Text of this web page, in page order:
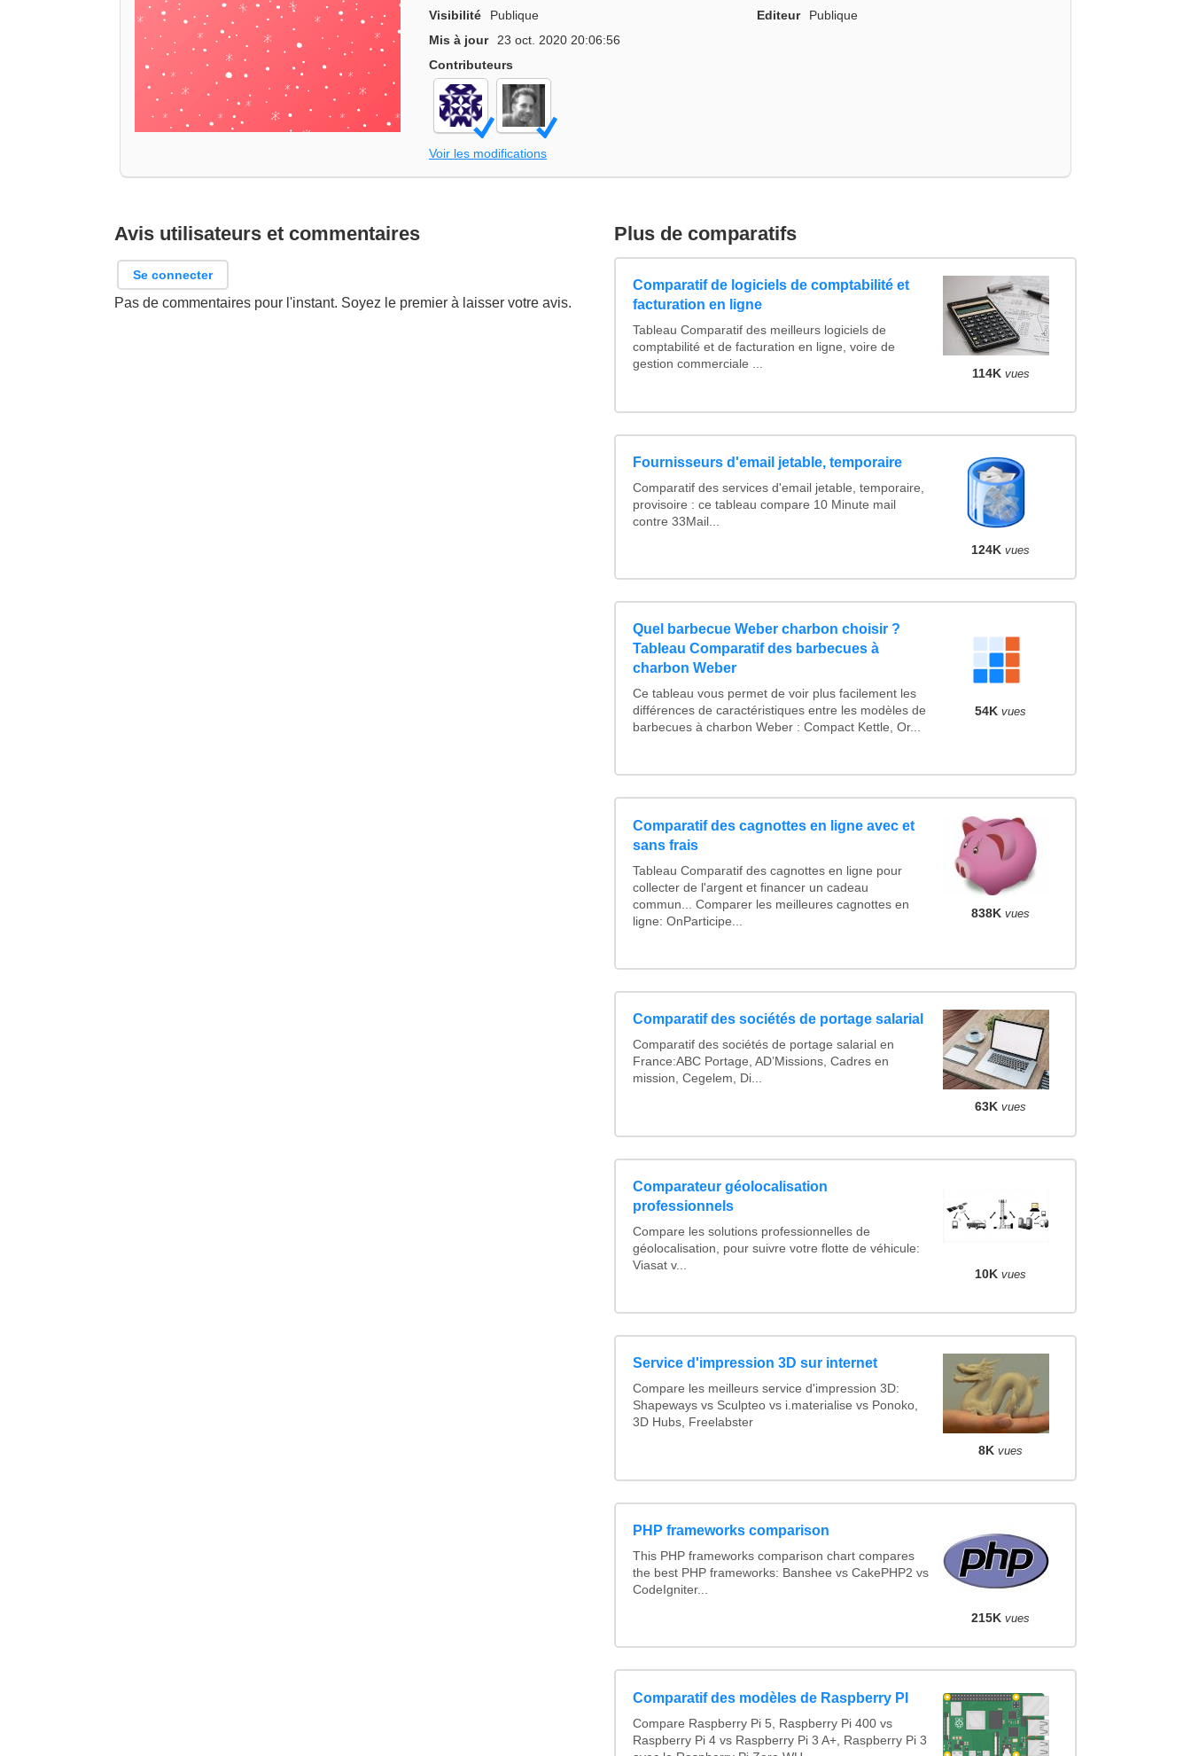
Visibilité
Publique Editeur
Publique
Mis à jour
23 oct. 2020 20:06:56
Contributeurs
Voir les modifications
Avis utilisateurs et commentaires
Se connecter
Pas de commentaires pour l'instant. Soyez le premier à laisser votre avis.
Plus de comparatifs
Comparatif de logiciels de comptabilité et
facturation en ligne
Tableau Comparatif des meilleurs logiciels de
comptabilité et de facturation en ligne, voire de
gestion commerciale ...
114K vues
Fournisseurs d'email jetable, temporaire
Comparatif des services d'email jetable, temporaire,
provisoire : ce tableau compare 10 Minute mail
contre 33Mail...
124K vues
Quel barbecue Weber charbon choisir ?
Tableau Comparatif des barbecues à
charbon Weber
Ce tableau vous permet de voir plus facilement les
différences de caractéristiques entre les modèles de
barbecues à charbon Weber : Compact Kettle, Or...
54K vues
Comparatif des cagnottes en ligne avec et
sans frais
Tableau Comparatif des cagnottes en ligne pour
collecter de l'argent et financer un cadeau
commun... Comparer les meilleures cagnottes en
ligne: OnParticipe...
838K vues
Comparatif des sociétés de portage salarial
Comparatif des sociétés de portage salarial en
France:ABC Portage, AD’Missions, Cadres en
mission, Cegelem, Di...
63K vues
Comparateur géolocalisation
professionnels
Compare les solutions professionnelles de
géolocalisation, pour suivre votre flotte de véhicule:
Viasat v...
10K vues
Service d'impression 3D sur internet
Compare les meilleurs service d'impression 3D:
Shapeways vs Sculpteo vs i.materialise vs Ponoko,
3D Hubs, Freelabster
8K vues
PHP frameworks comparison
This PHP frameworks comparison chart compares
the best PHP frameworks: Banshee vs CakePHP2 vs
CodeIgniter...
215K vues
Comparatif des modèles de Raspberry PI
Compare Raspberry Pi 5, Raspberry Pi 400 vs
Raspberry Pi 4 vs Raspberry Pi 3 A+, Raspberry Pi 3